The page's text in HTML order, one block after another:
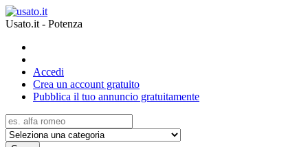
Usato.it - Potenza
Accedi
Crea un account gratuito
Pubblica il tuo annuncio gratuitamente